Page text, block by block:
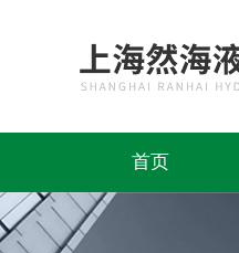
首页